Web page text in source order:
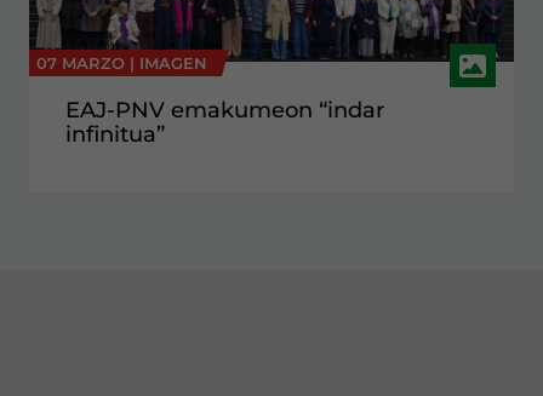
07 MARZO | IMAGEN
EAJ-PNV emakumeon “indar
infinitua”